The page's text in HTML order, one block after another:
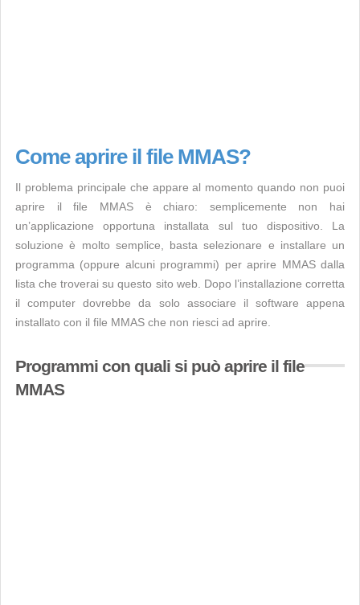
Come aprire il file MMAS?
Il problema principale che appare al momento quando non puoi
aprire il file MMAS è chiaro: semplicemente non hai
un’applicazione opportuna installata sul tuo dispositivo. La
soluzione è molto semplice, basta selezionare e installare un
programma (oppure alcuni programmi) per aprire MMAS dalla
lista che troverai su questo sito web. Dopo l’installazione corretta
il computer dovrebbe da solo associare il software appena
installato con il file MMAS che non riesci ad aprire.
Programmi con quali si può aprire il file
MMAS